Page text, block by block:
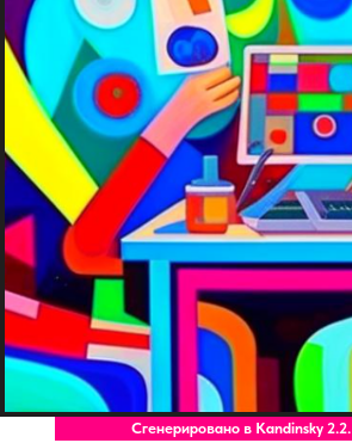
Сгенерировано в Kandinsky 2.2.